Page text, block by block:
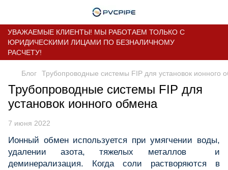
УВАЖАЕМЫЕ КЛИЕНТЫ! МЫ РАБОТАЕМ ТОЛЬКО С
ЮРИДИЧЕСКИМИ ЛИЦАМИ ПО БЕЗНАЛИЧНОМУ
РАСЧЕТУ!
Блог Трубопроводные системы FIP для установок ионного
Трубопроводные системы FIP для
установок ионного обмена
7 июня 2022
Ионный обмен используется при умягчении воды,
удалении азота, тяжелых металлов и
деминерализация. Когда соли растворяются в